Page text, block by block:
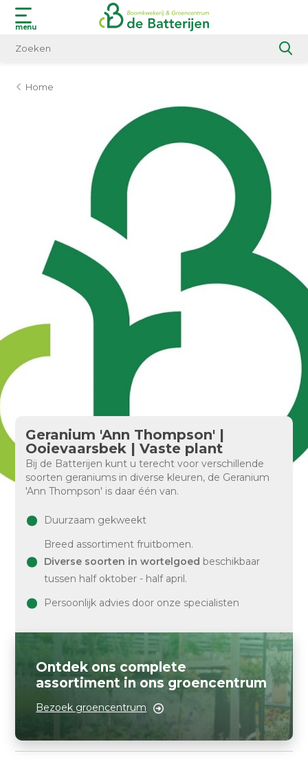
menu
Home
Geranium 'Ann Thompson' |
Ooievaarsbek | Vaste plant
Bij de Batterijen kunt u terecht voor verschillende
soorten geraniums in diverse kleuren, de Geranium
'Ann Thompson' is daar één van.
Duurzaam gekweekt
Breed assortiment fruitbomen.
Diverse soorten in wortelgoed beschikbaar
tussen half oktober - half april.
Persoonlijk advies door onze specialisten
Ontdek ons complete
assortiment in ons groencentrum
Bezoek groencentrum